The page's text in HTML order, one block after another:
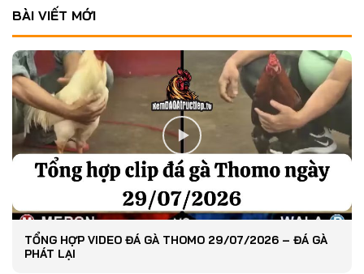
BÀI VIẾT MỚI
TỔNG HỢP VIDEO ĐÁ GÀ THOMO 29/07/2026 – ĐÁ GÀ
PHÁT LẠI